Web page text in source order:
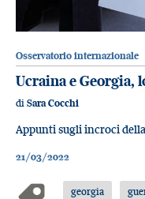
Osservatorio internazionale
Ucraina e Georgia,
di Sara Cocchi
Appunti sugli incroci
21/03/2022
georgia